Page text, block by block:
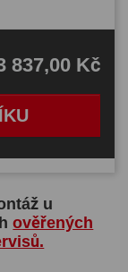
837,00 Kč
u
ověřených